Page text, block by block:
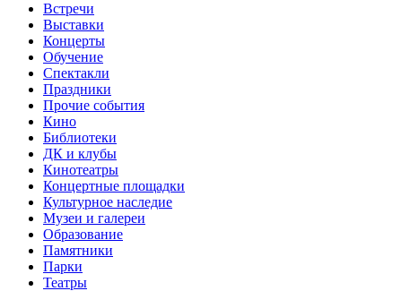
Встречи
Выставки
Концерты
Обучение
Спектакли
Праздники
Прочие события
Кино
Библиотеки
ДК и клубы
Кинотеатры
Концертные площадки
Культурное наследие
Музеи и галереи
Образование
Памятники
Парки
Театры